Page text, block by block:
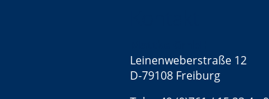
Leinenweberstraße 12
D-79108 Freiburg